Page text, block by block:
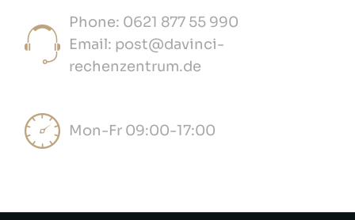
Phone: 0621 877 55 990
Email: post@davinci-
rechenzentrum.de
Mon-Fr 09:00-17:00